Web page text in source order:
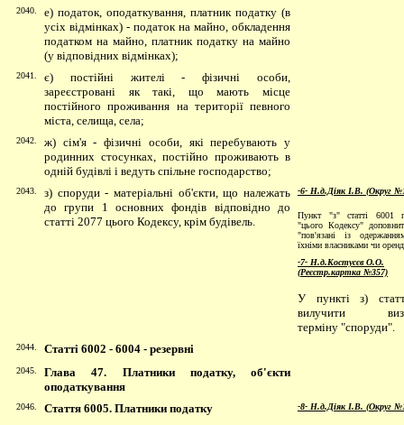
2040.
е) податок, оподаткування, платник податку (в
усіх відмінках) - податок на майно, обкладення
податком на майно, платник податку на майно
(у відповідних відмінках);
2041.
є) постійні жителі - фізичні особи,
зареєстровані як такі, що мають місце
постійного проживання на території певного
міста, селища, села;
2042.
ж) сім'я - фізичні особи, які перебувають у
родинних стосунках, постійно проживають в
одній будівлі і ведуть спільне господарство;
2043. з) споруди - матеріальні об'єкти, що належать
до групи 1 основних фондів відповідно до
статті 2077 цього Кодексу, крім будівель.
-6- Н.д.Діяк І.В. (Округ
Пункт "з" статті 6001
"цього Кодексу"
"пов'язані із
їхніми власниками чи
-7- Н.д.Костусєв О.О.
(Реєстр.картка №357)
У пункті з)
вилучити
терміну "споруди".
2044. Статті 6002 - 6004 - резервні
2045.
Глава 47. Платники податку, об'єкти
оподаткування
2046. Стаття 6005. Платники податку -8- Н.д.Діяк І.В. (Округ